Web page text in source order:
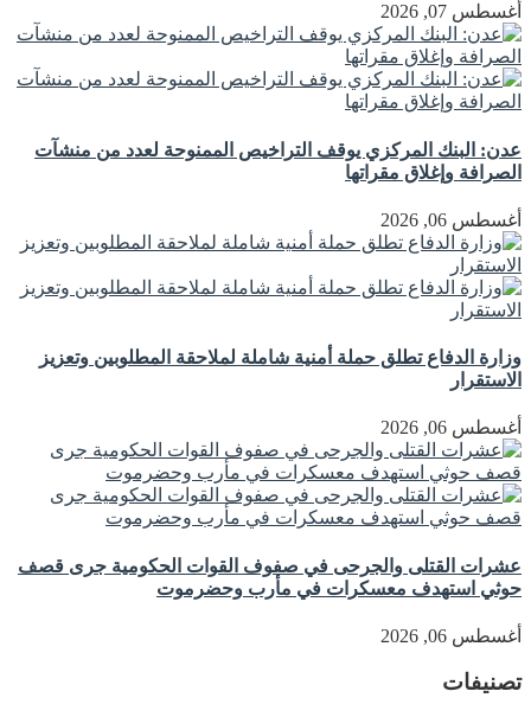
أغسطس 07, 2026
عدن: البنك المركزي يوقف التراخيص الممنوحة لعدد من منشآت
الصرافة وإغلاق مقراتها
أغسطس 06, 2026
وزارة الدفاع تطلق حملة أمنية شاملة لملاحقة المطلوبين وتعزيز
الاستقرار
أغسطس 06, 2026
عشرات القتلى والجرحى في صفوف القوات الحكومية جرى قصف
حوثي استهدف معسكرات في مأرب وحضرموت
أغسطس 06, 2026
تصنيفات